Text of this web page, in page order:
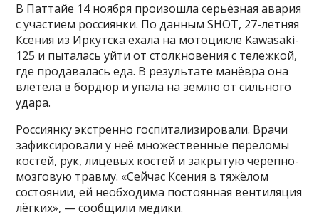
В Паттайе 14 ноября произошла серьёзная авария
с участием россиянки. По данным SHOT, 27-летняя
Ксения из Иркутска ехала на мотоцикле Kawasaki-
125 и пыталась уйти от столкновения с тележкой,
где продавалась еда. В результате манёвра она
влетела в бордюр и упала на землю от сильного
удара.
Россиянку экстренно госпитализировали. Врачи
зафиксировали у неё множественные переломы
костей, рук, лицевых костей и закрытую черепно-
мозговую травму. «Сейчас Ксения в тяжёлом
состоянии, ей необходима постоянная вентиляция
лёгких», — сообщили медики.